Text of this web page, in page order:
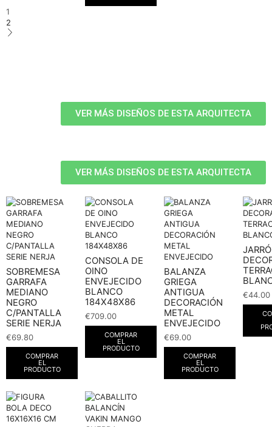
1
2
VER MÁS DISEÑOS DE ESTA ARQUITECTA
VER MÁS DISEÑOS DE ESTA ARQUITECTA
SOBREMESA
GARRAFA
MEDIANO
NEGRO
C/PANTALLA
SERIE NERJA
€69.80
COMPRAR
EL
PRODUCTO
CONSOLA DE
OINO
ENVEJECIDO
BLANCO
184X48X86
€709.00
COMPRAR
EL
PRODUCTO
BALANZA
GRIEGA
ANTIGUA
DECORACIÓN
METAL
ENVEJECIDO
€69.00
COMPRAR
EL
PRODUCTO
€44.00